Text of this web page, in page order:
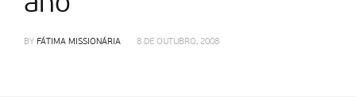
BY FÁTIMA MISSIONÁRIA 8 DE OUTUBRO, 2008